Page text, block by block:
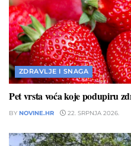
ZDRAVLJE I SNAGA
Pet vrsta voća koje podupiru
BY NOVINE.HR 22. SRPNJA 2026.